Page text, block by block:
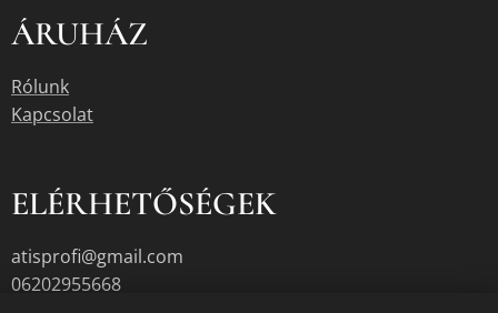
ÁRUHÁZ
Rólunk
Kapcsolat
ELÉRHETŐSÉGEK
atisprofi@gmail.com
06202955668